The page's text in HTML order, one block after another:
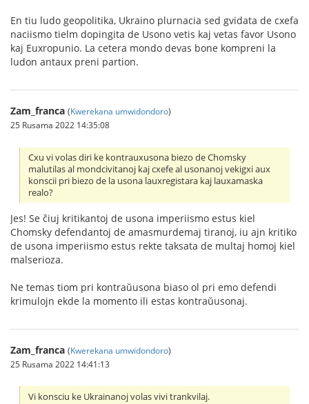
En tiu ludo geopolitika, Ukraino plurnacia sed gvidata de cxefa
naciismo tielm dopingita de Usono vetis kaj vetas favor Usono
kaj Euxropunio. La cetera mondo devas bone kompreni la
ludon antaux preni partion.
Zam_franca (Kwerekana umwidondoro)
25 Rusama 2022 14:35:08
Cxu vi volas diri ke kontrauxusona biezo de Chomsky
malutilas al mondcivitanoj kaj cxefe al usonanoj vekigxi aux
konscii pri biezo de la usona lauxregistara kaj lauxamaska
realo?
Jes! Se ĉiuj kritikantoj de usona imperiismo estus kiel
Chomsky defendantoj de amasmurdemaj tiranoj, iu ajn kritiko
de usona imperiismo estus rekte taksata de multaj homoj kiel
malserioza.
Ne temas tiom pri kontraŭusona biaso ol pri emo defendi
krimulojn ekde la momento ili estas kontraŭusonaj.
Zam_franca (Kwerekana umwidondoro)
25 Rusama 2022 14:41:13
Vi konsciu ke Ukrainanoj volas vivi trankvilaj.